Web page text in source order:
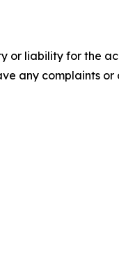
or liability for the
any complaints or